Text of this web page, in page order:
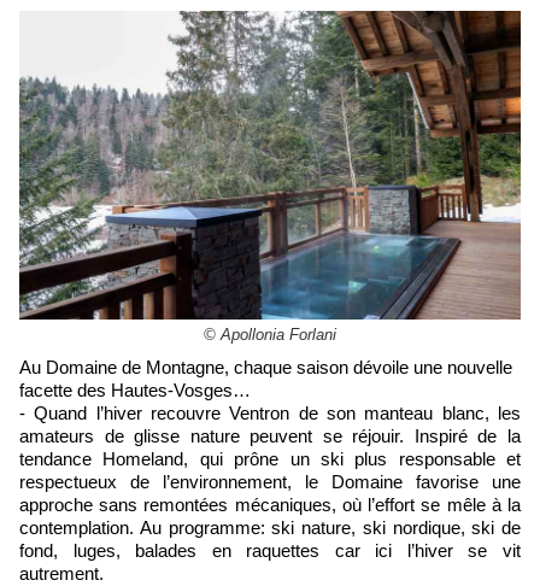
© Apollonia Forlani
Au Domaine de Montagne, chaque saison dévoile une nouvelle
facette des Hautes-Vosges…
- Quand l’hiver recouvre Ventron de son manteau blanc, les
amateurs de glisse nature peuvent se réjouir. Inspiré de la
tendance Homeland, qui prône un ski plus responsable et
respectueux de l’environnement, le Domaine favorise une
approche sans remontées mécaniques, où l’effort se mêle à la
contemplation. Au programme: ski nature, ski nordique, ski de
fond, luges, balades en raquettes car ici l’hiver se vit
autrement.